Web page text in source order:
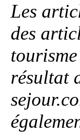
Les
des
résultat